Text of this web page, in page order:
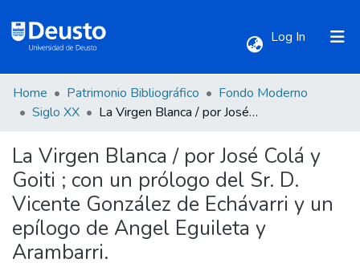
Log In (current)
Communities & Collections
All of DSpace
Statistics
Home Patrimonio Bibliográfico
Fondo Moderno
Siglo XX
La Virgen Blanca / por José Colá y Goiti ; con un prólogo del Sr. D. Vicente González de Echávarri y un epílogo de Angel Eguileta y Arambarri.
La Virgen Blanca / por José Colá y
Goiti ; con un prólogo del Sr. D.
Vicente González de Echávarri y un
epílogo de Angel Eguileta y
Arambarri.